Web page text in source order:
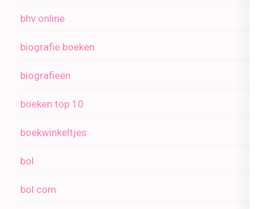
bhv online
biografie boeken
biografieën
boeken top 10
boekwinkeltjes
bol
bol com